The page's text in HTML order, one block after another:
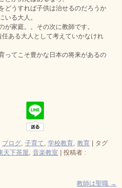
どうすれば子供は治せるのだろうか
いる大人。
が家庭。。その次に教師です。
ある大人として考えていかなけれ
ってこそ豊かな日本の将来があるの
ブログ, 子育て, 学校教育, 教育
タグ
天下茶屋, 音楽教室
投稿者 :
教師は聖職 →